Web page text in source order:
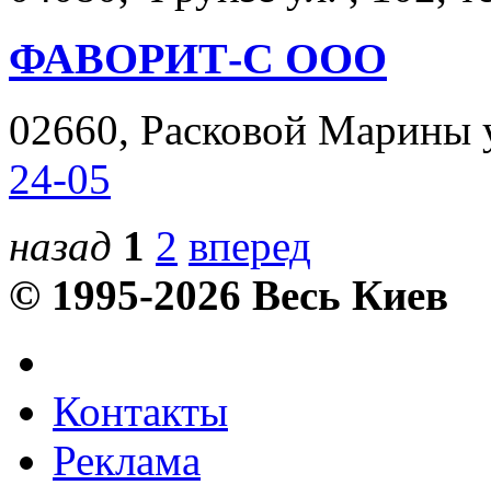
ФАВОРИТ-С ООО
02660, Расковой Марины
24-05
назад 1 2 вперед
© 1995-2026 Весь Киев
Контакты
Реклама